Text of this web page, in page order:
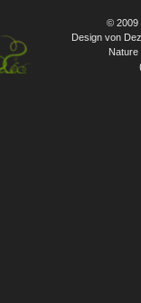
© 2009
Design von
Nature